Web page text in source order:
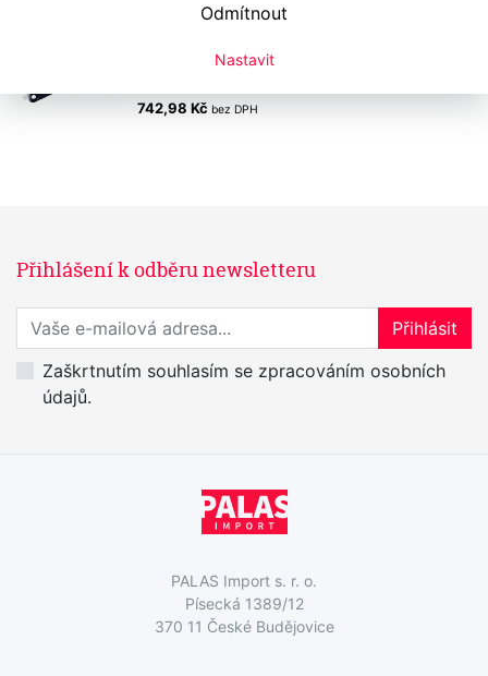
Odmítnout
Nastavit
899 Kč
742,98 Kč bez DPH
Přihlášení k odběru newsletteru
Přihlaste se k odběru novinek
Přihlásit
Zaškrtnutím souhlasím se zpracováním osobních
údajů.
PALAS Import s. r. o.
Písecká 1389/12
370 11 České Budějovice